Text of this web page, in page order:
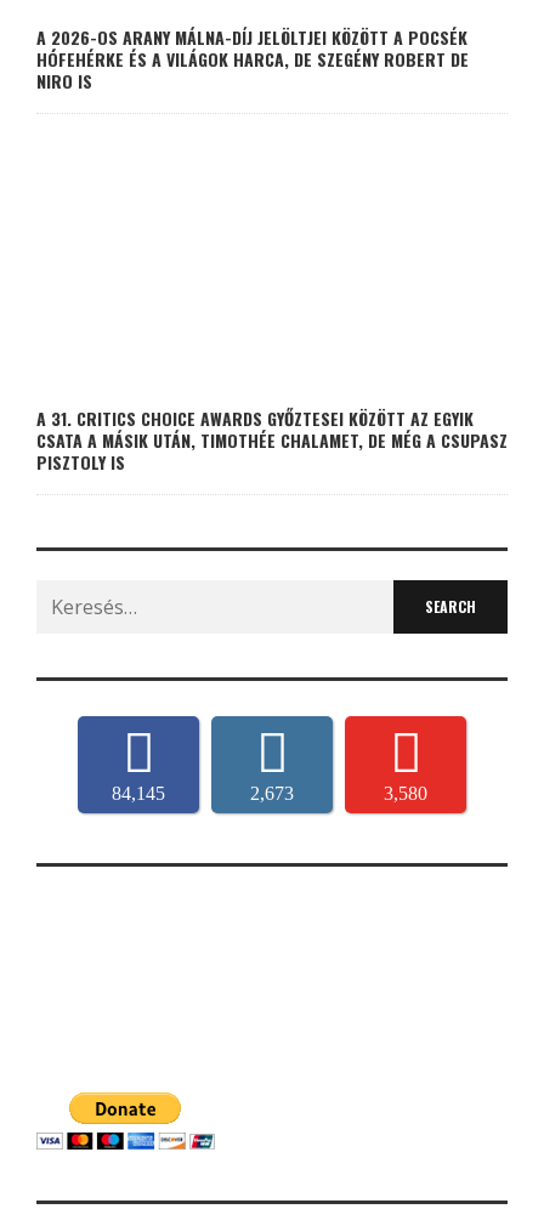
A 2026-OS ARANY MÁLNA-DÍJ JELÖLTJEI KÖZÖTT A POCSÉK
HÓFEHÉRKE ÉS A VILÁGOK HARCA, DE SZEGÉNY ROBERT DE
NIRO IS
A 31. CRITICS CHOICE AWARDS GYŐZTESEI KÖZÖTT AZ EGYIK
CSATA A MÁSIK UTÁN, TIMOTHÉE CHALAMET, DE MÉG A CSUPASZ
PISZTOLY IS
Search
for:
84,145 2,673 3,580